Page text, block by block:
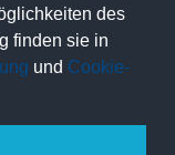
des
finden sie in
und Cookie-